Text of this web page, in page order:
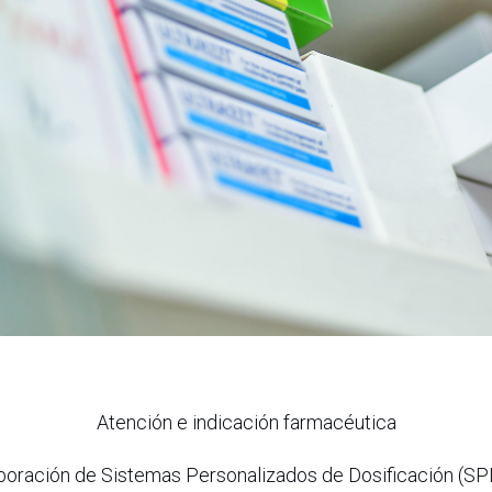
Atención e indicación farmacéutica
de Sistemas Personalizados de Dosificación